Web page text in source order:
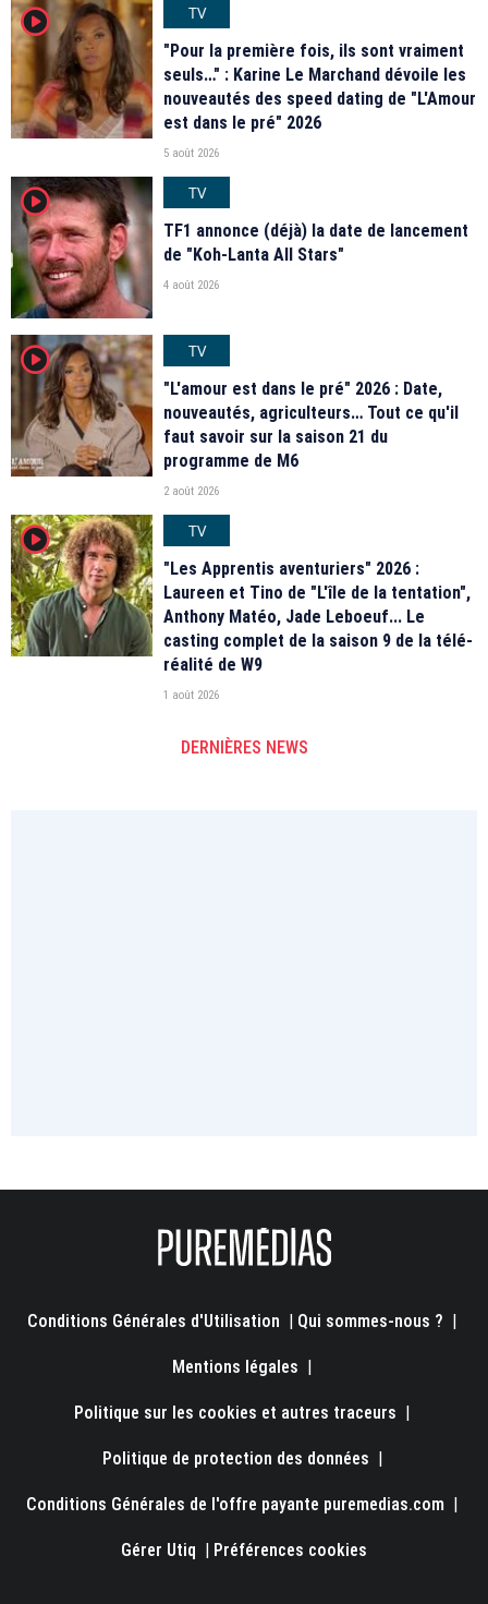
player2
TV
"Pour la première fois, ils sont vraiment
seuls…" : Karine Le Marchand dévoile les
nouveautés des speed dating de "L'Amour
est dans le pré" 2026
5 août 2026
player2
TV
TF1 annonce (déjà) la date de lancement
de "Koh-Lanta All Stars"
4 août 2026
player2
TV
"L'amour est dans le pré" 2026 : Date,
nouveautés, agriculteurs… Tout ce qu'il
faut savoir sur la saison 21 du
programme de M6
2 août 2026
player2
TV
"Les Apprentis aventuriers" 2026 :
Laureen et Tino de "L'île de la tentation",
Anthony Matéo, Jade Leboeuf... Le
casting complet de la saison 9 de la télé-
réalité de W9
1 août 2026
DERNIÈRES NEWS
Conditions Générales d'Utilisation | Qui sommes-nous ? |
Mentions légales |
Politique sur les cookies et autres traceurs |
Politique de protection des données |
Conditions Générales de l'offre payante puremedias.com |
Gérer Utiq | Préférences cookies